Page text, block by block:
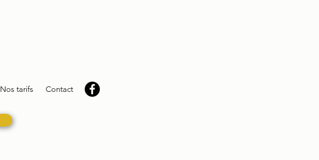
Nos tarifs Contact